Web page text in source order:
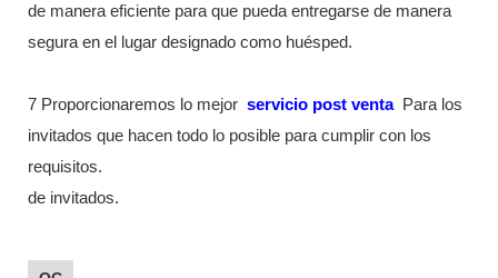
de manera eficiente para que pueda entregarse de manera
segura en el lugar designado como huésped.
7 Proporcionaremos lo mejor servicio post venta Para los
invitados que hacen todo lo posible para cumplir con los
requisitos.
de invitados.